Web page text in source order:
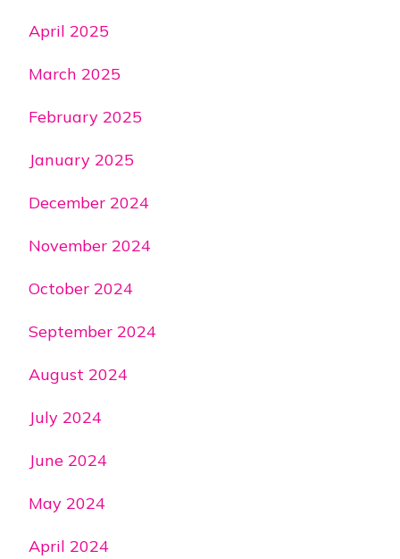
April 2025
March 2025
February 2025
January 2025
December 2024
November 2024
October 2024
September 2024
August 2024
July 2024
June 2024
May 2024
April 2024